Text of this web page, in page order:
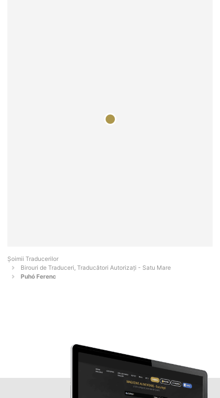
Șoimii Traducerilor
Birouri de Traduceri, Traducători Autorizați - Satu Mare
Puhó Ferenc